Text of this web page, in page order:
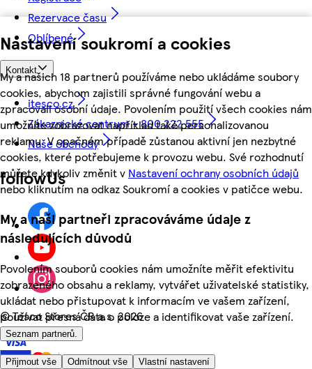
Nastavení soukromí a cookies
My a našich 18 partnerů používáme nebo ukládáme soubory
cookies, abychom zajistili správné fungování webu a
zpracovali osobní údaje. Povolením použití všech cookies nám
umožníte zobrazovat například také personalizovanou
reklamu. V opačném případě zůstanou aktivní jen nezbytné
cookies, které potřebujeme k provozu webu. Své rozhodnutí
můžete kdykoliv změnit v Nastavení ochrany osobních údajů
nebo kliknutím na odkaz Soukromí a cookies v patičce webu.
My a naši partneři zpracováváme údaje z
následujících důvodů
Povolením souborů cookies nám umožníte měřit efektivitu
zobrazeného obsahu a reklamy, vytvářet uživatelské statistiky,
ukládat nebo přistupovat k informacím ve vašem zařízení,
používat přesná data o poloze a identifikovat vaše zařízení.
Seznam partnerů.
Přijmout vše Odmítnout vše Vlastní nastavení
Rezervace času
Oblíbené
Kontakt
itesco.cz
Zákaznické centrum - 800 222 555
Naše obchody
followUs
©Tesco Stores ČR a.s. 2026